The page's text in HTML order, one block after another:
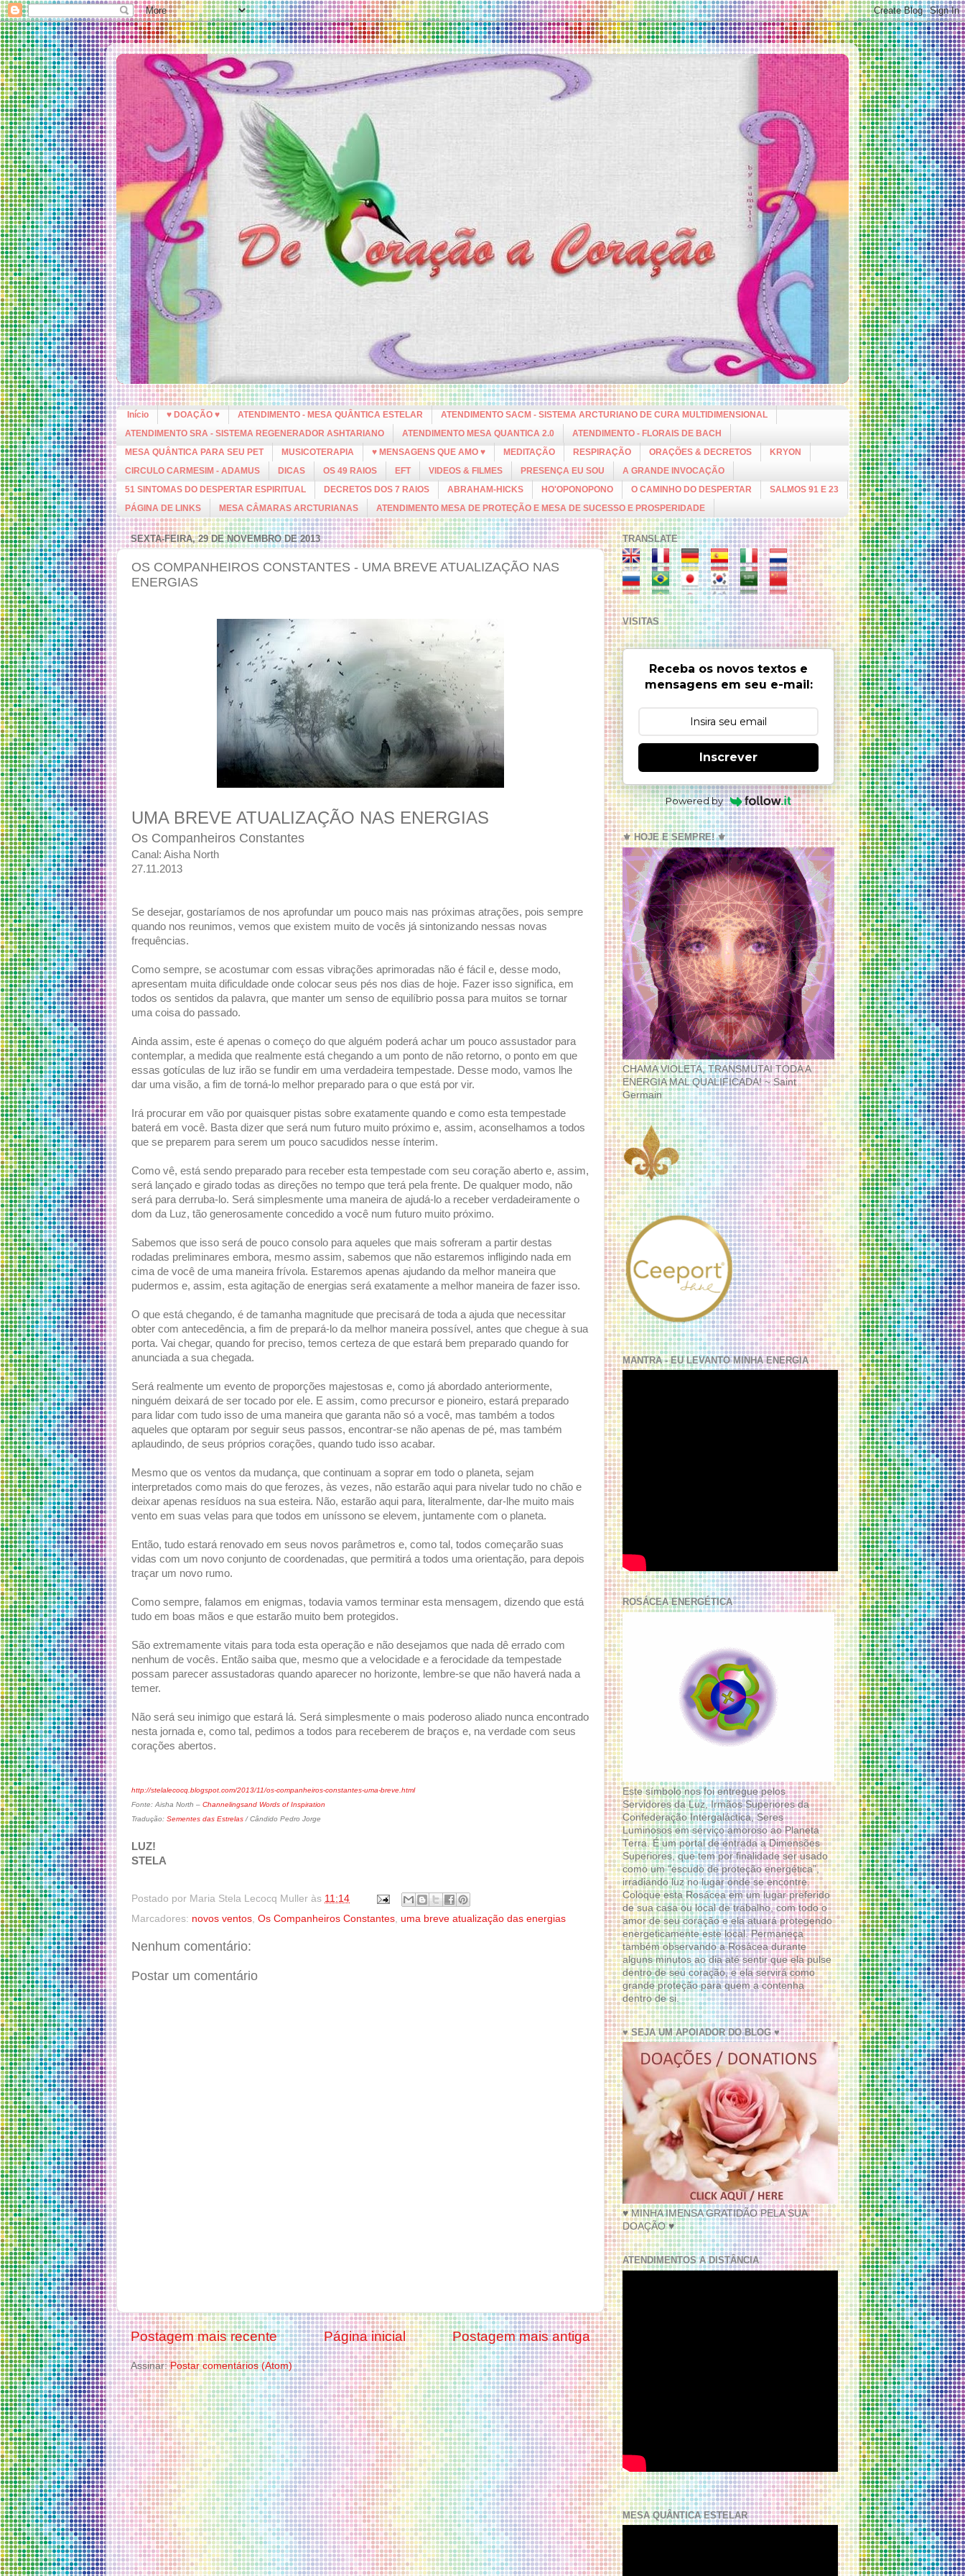
Início ♥ DOAÇÃO ♥ ATENDIMENTO - MESA QUÂNTICA ESTELAR
ATENDIMENTO SACM - SISTEMA ARCTURIANO DE CURA MULTIDIMENSIONAL
ATENDIMENTO SRA - SISTEMA REGENERADOR ASHTARIANO
ATENDIMENTO MESA QUANTICA 2.0
ATENDIMENTO - FLORAIS DE BACH
MESA QUÂNTICA PARA SEU PET
MUSICOTERAPIA ♥ MENSAGENS QUE AMO ♥ MEDITAÇÃO RESPIRAÇÃO ORAÇÕES & DECRETOS
KRYON
CIRCULO CARMESIM - ADAMUS
DICAS OS 49 RAIOS EFT VIDEOS & FILMES PRESENÇA EU SOU
A GRANDE INVOCAÇÃO
51 SINTOMAS DO DESPERTAR ESPIRITUAL
DECRETOS DOS 7 RAIOS ABRAHAM-HICKS HO'OPONOPONO O CAMINHO DO DESPERTAR
SALMOS 91 E 23
PÁGINA DE LINKS
MESA CÂMARAS ARCTURIANAS ATENDIMENTO MESA DE PROTEÇÃO E MESA DE SUCESSO E PROSPERIDADE
SEXTA-FEIRA, 29 DE NOVEMBRO DE 2013
OS COMPANHEIROS CONSTANTES - UMA BREVE ATUALIZAÇÃO NAS
ENERGIAS
UMA BREVE ATUALIZAÇÃO NAS ENERGIAS
Os Companheiros Constantes
Canal: Aisha North
27.11.2013
Se desejar, gostaríamos de nos aprofundar um pouco mais nas próximas atrações, pois sempre
quando nos reunimos, vemos que existem muito de vocês já sintonizando nessas novas
frequências.
Como sempre, se acostumar com essas vibrações aprimoradas não é fácil e, desse modo,
apresentam muita dificuldade onde colocar seus pés nos dias de hoje. Fazer isso significa, em
todos os sentidos da palavra, que manter um senso de equilíbrio possa para muitos se tornar
uma coisa do passado.
Ainda assim, este é apenas o começo do que alguém poderá achar um pouco assustador para
contemplar, a medida que realmente está chegando a um ponto de não retorno, o ponto em que
essas gotículas de luz irão se fundir em uma verdadeira tempestade. Desse modo, vamos lhe
dar uma visão, a fim de torná-lo melhor preparado para o que está por vir.
Irá procurar em vão por quaisquer pistas sobre exatamente quando e como esta tempestade
baterá em você. Basta dizer que será num futuro muito próximo e, assim, aconselhamos a todos
que se preparem para serem um pouco sacudidos nesse ínterim.
Como vê, está sendo preparado para receber esta tempestade com seu coração aberto e, assim,
será lançado e girado todas as direções no tempo que terá pela frente. De qualquer modo, não
será para derruba-lo. Será simplesmente uma maneira de ajudá-lo a receber verdadeiramente o
dom da Luz, tão generosamente concedido a você num futuro muito próximo.
Sabemos que isso será de pouco consolo para aqueles que mais sofreram a partir destas
rodadas preliminares embora, mesmo assim, sabemos que não estaremos infligindo nada em
cima de você de uma maneira frívola. Estaremos apenas ajudando da melhor maneira que
pudermos e, assim, esta agitação de energias será exatamente a melhor maneira de fazer isso.
O que está chegando, é de tamanha magnitude que precisará de toda a ajuda que necessitar
obter com antecedência, a fim de prepará-lo da melhor maneira possível, antes que chegue à sua
porta. Vai chegar, quando for preciso, temos certeza de que estará bem preparado quando for
anunciada a sua chegada.
Será realmente um evento de proporções majestosas e, como já abordado anteriormente,
ninguém deixará de ser tocado por ele. E assim, como precursor e pioneiro, estará preparado
para lidar com tudo isso de uma maneira que garanta não só a você, mas também a todos
aqueles que optaram por seguir seus passos, encontrar-se não apenas de pé, mas também
aplaudindo, de seus próprios corações, quando tudo isso acabar.
Mesmo que os ventos da mudança, que continuam a soprar em todo o planeta, sejam
interpretados como mais do que ferozes, às vezes, não estarão aqui para nivelar tudo no chão e
deixar apenas resíduos na sua esteira. Não, estarão aqui para, literalmente, dar-lhe muito mais
vento em suas velas para que todos em uníssono se elevem, juntamente com o planeta.
Então, tudo estará renovado em seus novos parâmetros e, como tal, todos começarão suas
vidas com um novo conjunto de coordenadas, que permitirá a todos uma orientação, para depois
traçar um novo rumo.
Como sempre, falamos em enigmas, todavia vamos terminar esta mensagem, dizendo que está
tudo em boas mãos e que estarão muito bem protegidos.
São extremamente vitais para toda esta operação e não desejamos que nada dê errado com
nenhum de vocês. Então saiba que, mesmo que a velocidade e a ferocidade da tempestade
possam parecer assustadoras quando aparecer no horizonte, lembre-se que não haverá nada a
temer.
Não será seu inimigo que estará lá. Será simplesmente o mais poderoso aliado nunca encontrado
nesta jornada e, como tal, pedimos a todos para receberem de braços e, na verdade com seus
corações abertos.
http://stelalecocq.blogspot.com/2013/11/os-companheiros-constantes-uma-breve.html
Fonte: Aisha North – Channelingsand Words of Inspiration
Tradução: Sementes das Estrelas/ Cândido Pedro Jorge
LUZ!
STELA
Postado por Maria Stela Lecocq Muller às 11:14
Marcadores: novos ventos Os Companheiros Constantes uma breve atualização das energias
Nenhum comentário:
Postar um comentário
Postagem mais recente Postagem mais antiga
Página inicial
Assinar:Postar comentários (Atom)
TRANSLATE
VISITAS
Receba os novos textos e
mensagens em seu e-mail:
Inscrever
Powered by
⚜️ HOJE E SEMPRE! ⚜️
CHAMA VIOLETA, TRANSMUTAI TODA A
ENERGIA MAL QUALIFICADA! ~ Saint
Germain
MANTRA - EU LEVANTO MINHA ENERGIA
ROSÁCEA ENERGÉTICA
Este símbolo nos foi entregue pelos
Servidores da Luz, Irmãos Superiores da
Confederação Intergaláctica, Seres
Luminosos em serviço amoroso ao Planeta
Terra. É um portal de entrada a Dimensões
Superiores, que tem por finalidade ser usado
como um “escudo de proteção energética”,
irradiando luz no lugar onde se encontre.
Coloque esta Rosácea em um lugar preferido
de sua casa ou local de trabalho, com todo o
amor de seu coração e ela atuará protegendo
energeticamente este local. Permaneça
também observando a Rosácea durante
alguns minutos ao dia até sentir que ela pulse
dentro de seu coração, e ela servirá como
grande proteção para quem a contenha
dentro de si.
♥ SEJA UM APOIADOR DO BLOG ♥
♥ MINHA IMENSA GRATIDÃO PELA SUA
DOAÇÃO ♥
ATENDIMENTOS A DISTÂNCIA
MESA QUÂNTICA ESTELAR